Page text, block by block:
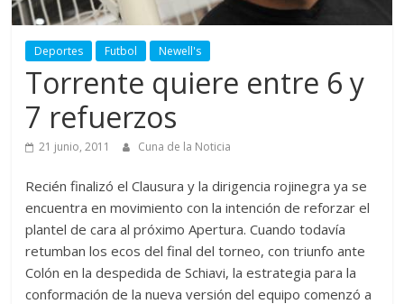
Deportes Futbol Newell's
Torrente quiere entre 6 y
7 refuerzos
21 junio, 2011 Cuna de la Noticia
Recién finalizó el Clausura y la dirigencia rojinegra ya se
encuentra en movimiento con la intención de reforzar el
plantel de cara al próximo Apertura. Cuando todavía
retumban los ecos del final del torneo, con triunfo ante
Colón en la despedida de Schiavi, la estrategia para la
conformación de la nueva versión del equipo comenzó a